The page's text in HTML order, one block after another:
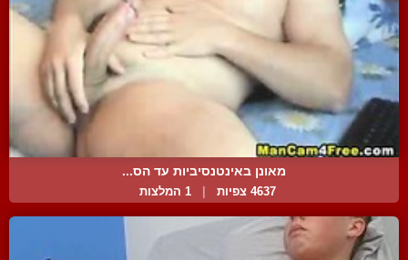
מאונן באינטנסיביות עד הס...
4637 צפיות 1 המלצות